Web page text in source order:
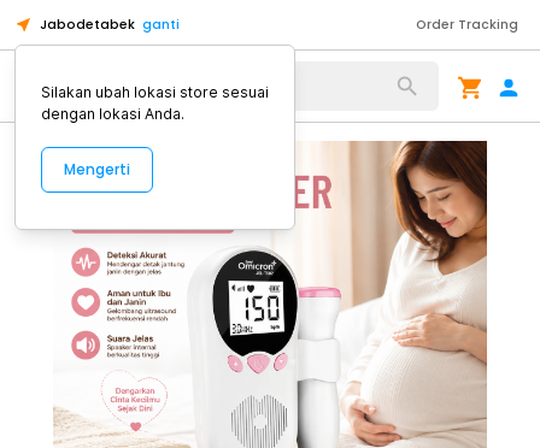
Jabodetabek ganti Order Tracking
Alat Kopi
Silakan ubah lokasi store sesuai
dengan lokasi Anda.
Mengerti